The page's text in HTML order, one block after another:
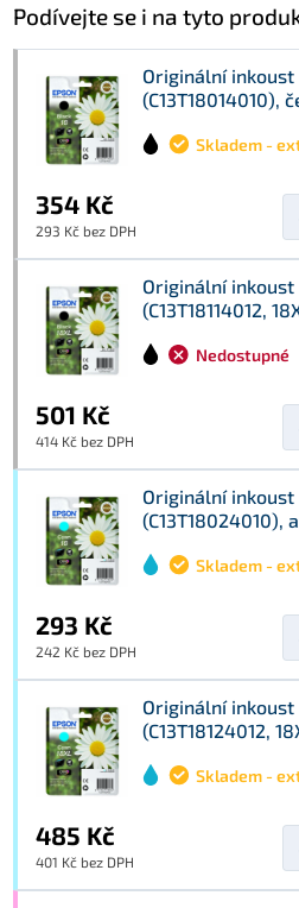
Podívejte se i na tyto
Originální inkoust
(C13T18014010),
Skladem -
354 Kč
293 Kč bez DPH
Originální inkoust
(C13T18114012,
Nedostupné
501 Kč
414 Kč bez DPH
Originální inkoust
(C13T18024010),
Skladem -
293 Kč
242 Kč bez DPH
Originální inkoust
(C13T18124012,
Skladem -
485 Kč
401 Kč bez DPH